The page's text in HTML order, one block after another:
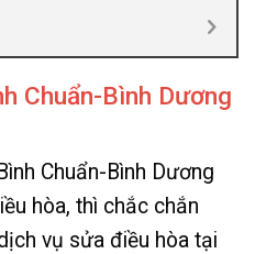
Chuẩn-Bình Dương
Chuẩn-Bình Dương
hòa, thì chắc chắn
vụ sửa điều hòa tại